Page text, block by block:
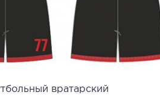
вратарский